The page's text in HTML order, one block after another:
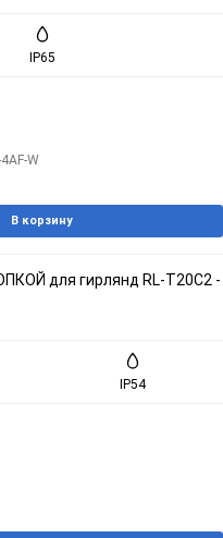
IP65
W
В корзину
для гирлянд RL-T20C2 -
IP54